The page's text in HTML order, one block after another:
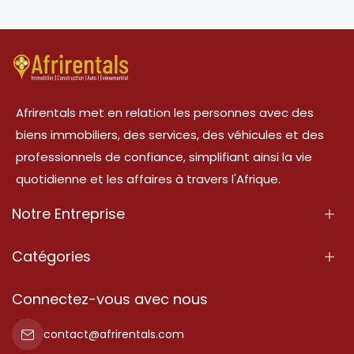
Afrirentals met en relation les personnes avec des
biens immobiliers, des services, des véhicules et des
professionnels de confiance, simplifiant ainsi la vie
quotidienne et les affaires à travers l'Afrique.
Notre Entreprise
À Propos
Conditions d'Utilisation
Catégories
Propriété
Propriété à vendre
Connectez-vous avec nous
contact@afrirentals.com